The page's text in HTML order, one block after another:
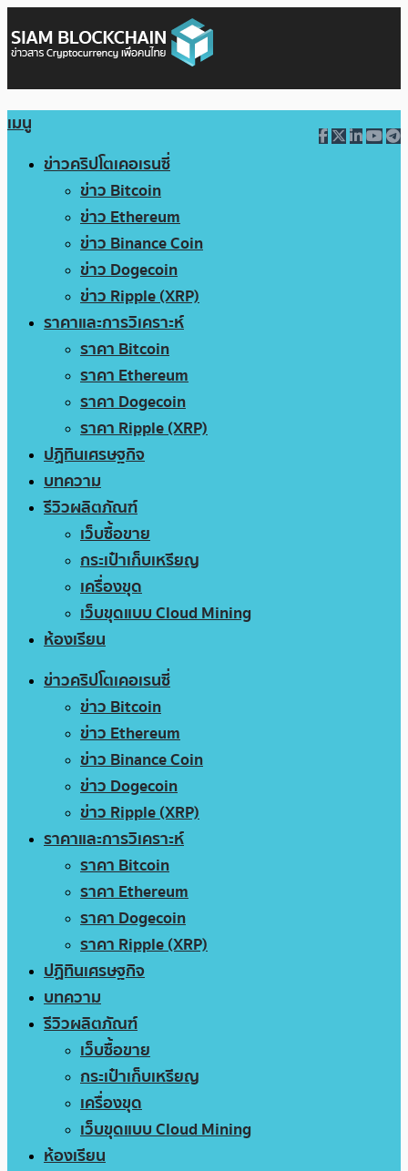
เมนู
ข่าวคริปโตเคอเรนซี่
ข่าว Bitcoin
ข่าว Ethereum
ข่าว Binance Coin
ข่าว Dogecoin
ข่าว Ripple (XRP)
ราคาและการวิเคราะห์
ราคา Bitcoin
ราคา Ethereum
ราคา Dogecoin
ราคา Ripple (XRP)
ปฏิทินเศรษฐกิจ
บทความ
รีวิวผลิตภัณฑ์
เว็บซื้อขาย
กระเป๋าเก็บเหรียญ
เครื่องขุด
เว็บขุดแบบ Cloud Mining
ห้องเรียน
ข่าวคริปโตเคอเรนซี่
ข่าว Bitcoin
ข่าว Ethereum
ข่าว Binance Coin
ข่าว Dogecoin
ข่าว Ripple (XRP)
ราคาและการวิเคราะห์
ราคา Bitcoin
ราคา Ethereum
ราคา Dogecoin
ราคา Ripple (XRP)
ปฏิทินเศรษฐกิจ
บทความ
รีวิวผลิตภัณฑ์
เว็บซื้อขาย
กระเป๋าเก็บเหรียญ
เครื่องขุด
เว็บขุดแบบ Cloud Mining
ห้องเรียน